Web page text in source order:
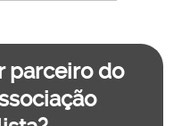
parceiro do